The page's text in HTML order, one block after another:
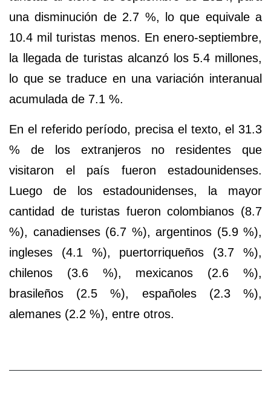
una disminución de2.7 %, lo que equivale a
10.4 mil turistas menos. En enero-septiembre,
la llegada de turistas alcanzó los 5.4 millones,
lo que se traduce en una variación interanual
acumulada de 7.1 %.
En el referido período, precisa el texto, el 31.3
% de los extranjeros no residentes que
visitaron el país fueron estadounidenses.
Luego de los estadounidenses, la mayor
cantidad de turistas fueroncolombianos (8.7
%), canadienses(6.7 %), argentinos (5.9 %),
ingleses (4.1 %), puertorriqueños (3.7 %),
chilenos (3.6 %), mexicanos (2.6 %),
brasileños (2.5 %), españoles (2.3 %),
alemanes (2.2 %), entre otros.